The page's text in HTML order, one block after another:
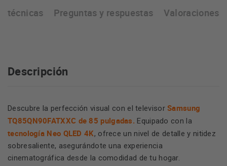
técnicas Preguntas y respuestas Valoraciones
Descripción
Descubre la perfección visual con el televisorSamsung
TQ85QN90FATXXC de 85 pulgadas. Equipado con la
tecnología Neo QLED 4K, ofrece un nivel de detalle y nitidez
sobresaliente, asegurándote una experiencia
cinematográfica desde la comodidad de tu hogar.